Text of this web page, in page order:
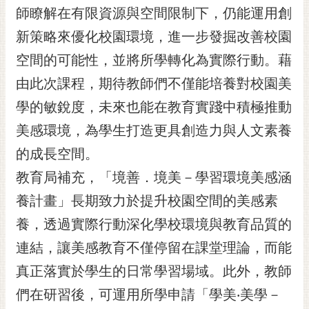
安
全
政
策
網
站
資
料
開
放
宣
告
市
交
通
位
置
師瞭解在有限資源與空間限制下，仍能運用創
新策略來優化校園環境，進一步發掘改善校園
空間的可能性，並將所學轉化為實際行動。藉
由此次課程，期待教師們不僅能培養對校園美
學的敏銳度，未來也能在教育實踐中積極推動
美感環境，為學生打造更具創造力與人文素養
的成長空間。
教育局補充，「境善．境美－學習環境美感涵
養計畫」長期致力於提升校園空間的美感素
養，透過實際行動深化學校環境與教育品質的
連結，讓美感教育不僅停留在課堂理論，而能
真正落實於學生的日常學習場域。此外，教師
們在研習後，可運用所學申請「學美‧美學－